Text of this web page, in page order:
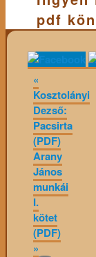
pdf
«
Kosztolányi
Dezső:
Pacsirta
(PDF)
Arany
János
munkái
I.
kötet
(PDF)
»